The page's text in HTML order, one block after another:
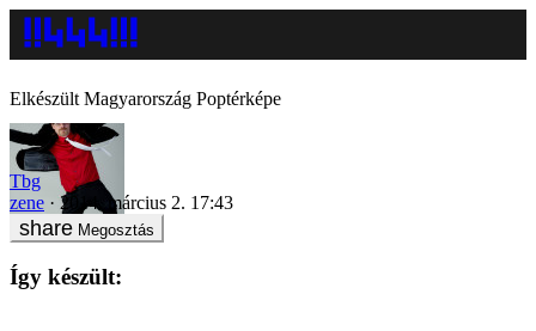
Elkészült Magyarország Poptérképe
Tbg
zene
2014. március 2. 17:43
Megosztás
Így készült: